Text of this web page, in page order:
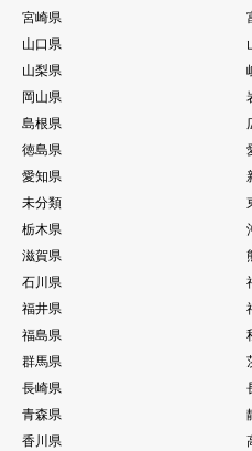
宮崎県
山口県
山梨県
岡山県
島根県
徳島県
愛知県
未分類
栃木県
滋賀県
石川県
福井県
福島県
群馬県
長崎県
青森県
香川県